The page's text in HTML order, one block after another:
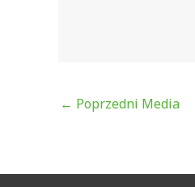
← Poprzedni Media